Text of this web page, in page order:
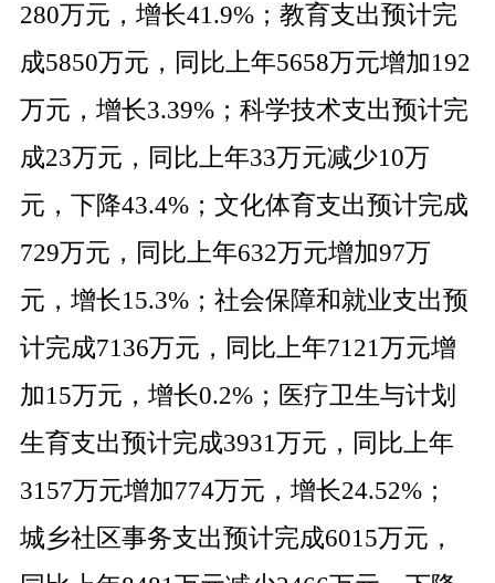
280万元，增长41.9%；教育支出预计完
成5850万元，同比上年5658万元增加192
万元，增长3.39%；科学技术支出预计完
成23万元，同比上年33万元减少10万
元，下降43.4%；文化体育支出预计完成
729万元，同比上年632万元增加97万
元，增长15.3%；社会保障和就业支出预
计完成7136万元，同比上年7121万元增
加15万元，增长0.2%；医疗卫生与计划
生育支出预计完成3931万元，同比上年
3157万元增加774万元，增长24.52%；
城乡社区事务支出预计完成6015万元，